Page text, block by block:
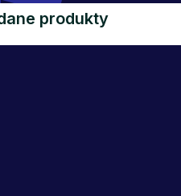
produkty